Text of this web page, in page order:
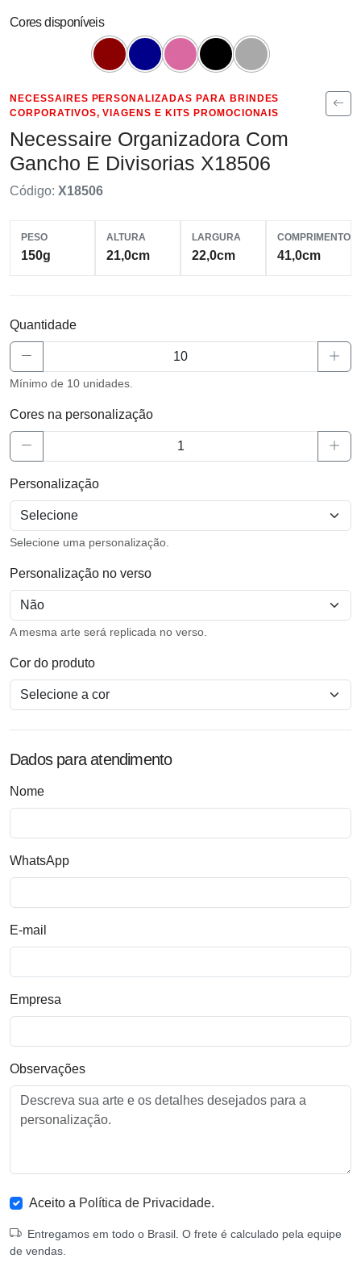
Cores disponíveis
NECESSAIRES PERSONALIZADAS PARA BRINDES
CORPORATIVOS, VIAGENS E KITS PROMOCIONAIS
Necessaire Organizadora Com
Gancho E Divisorias X18506
Código: X18506
PESO
150g
ALTURA
21,0cm
LARGURA
22,0cm
COMPRIMENTO
41,0cm
Quantidade
Mínimo de 10 unidades.
Cores na personalização
Personalização
Selecione uma personalização.
Personalização no verso
A mesma arte será replicada no verso.
Cor do produto
Dados para atendimento
Nome
WhatsApp
E-mail
Empresa
Observações
Aceito a Política de Privacidade.
Entregamos em todo o Brasil. O frete é calculado pela equipe
de vendas.